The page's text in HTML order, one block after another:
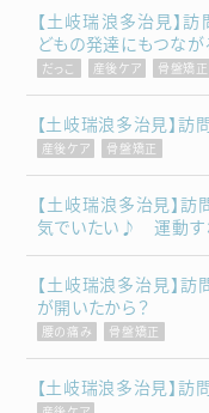
【土岐瑞浪多治見】
どもの発達にもつなが
だっこ 産後ケア 骨盤矯正
【土岐瑞浪多治見】
産後ケア 骨盤矯正
【土岐瑞浪多治見】
気でいたい♪ 運動す
【土岐瑞浪多治見
が開いたから？
腰の痛み 骨盤矯正
【土岐瑞浪多治見】